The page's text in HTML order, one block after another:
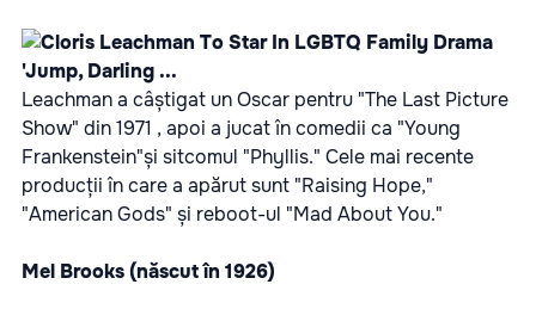
Leachman a câștigat un Oscar pentru "The Last Picture
Show" din 1971 , apoi a jucat în comedii ca "Young
Frankenstein"și sitcomul "Phyllis." Cele mai recente
producții în care a apărut sunt "Raising Hope,"
"American Gods" și reboot-ul "Mad About You."
Mel Brooks (născut în 1926)